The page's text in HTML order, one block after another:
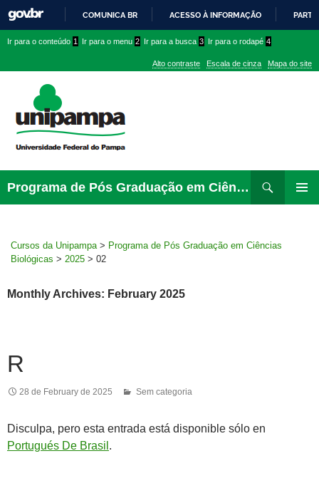
PARA
CONTEÚDO
COMUNICA BR ACESSO À INFORMAÇÃO
conteúdo
menu
superior
menu
Ir para o conteúdo 1 Ir para o menu 2 Ir para a busca 3 Ir para o rodapé 4
Alto contraste Escala de cinza Mapa do site
Programa de Pós Graduação em Ciências Biológicas
para
Cursos da Unipampa > Programa de Pós Graduação em Ciências
Biológicas > 2025 > 02
Monthly Archives: February 2025
R
28 de February de 2025 Sem categoria
Disculpa, pero esta entrada está disponible sólo en
Portugués De Brasil .